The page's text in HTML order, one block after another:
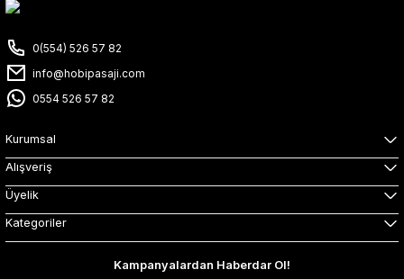
0(554) 526 57 82
info@hobipasaji.com
0554 526 57 82
Kurumsal
Alışveriş
Üyelik
Kategoriler
Kampanyalardan Haberdar Ol!